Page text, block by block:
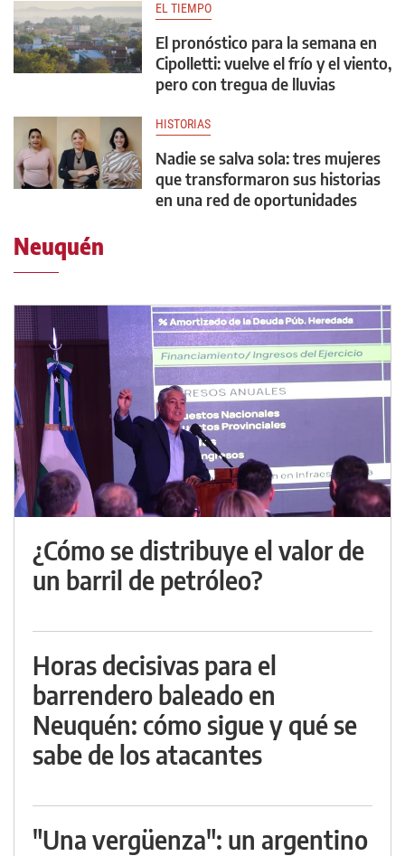
EL TIEMPO
El pronóstico para la semana en
Cipolletti: vuelve el frío y el viento,
pero con tregua de lluvias
HISTORIAS
Nadie se salva sola: tres mujeres
que transformaron sus historias
en una red de oportunidades
Neuquén
¿Cómo se distribuye el valor de
un barril de petróleo?
Horas decisivas para el
barrendero baleado en
Neuquén: cómo sigue y qué se
sabe de los atacantes
"Una vergüenza": un argentino